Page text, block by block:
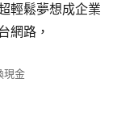
輕鬆夢想成企業
網路，
現金